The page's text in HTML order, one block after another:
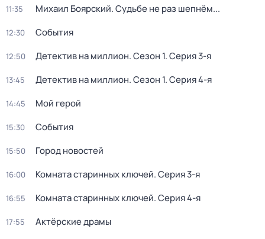
11:35 Михаил Боярский. Судьбе не раз шепнём...
12:30 События
12:50 Детектив на миллион. Сезон 1. Серия 3-я
13:45 Детектив на миллион. Сезон 1. Серия 4-я
14:45 Мой герой
15:30 События
15:50 Город новостей
16:00 Комната старинных ключей. Серия 3-я
16:55 Комната старинных ключей. Серия 4-я
17:55 Актёрские драмы